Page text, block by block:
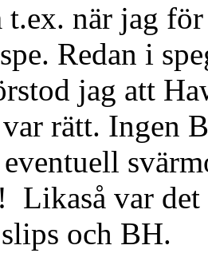
när jag
Redan i
jag att
rätt. Ingen
Likaså var
och BH.